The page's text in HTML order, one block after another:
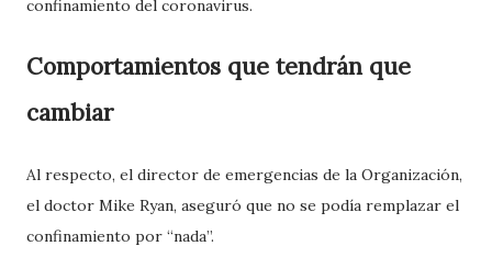
confinamiento del coronavirus.
Comportamientos que tendrán que
cambiar
Al respecto, el director de emergencias de la Organización,
el doctor Mike Ryan, aseguró que no se podía remplazar el
confinamiento por “nada”.